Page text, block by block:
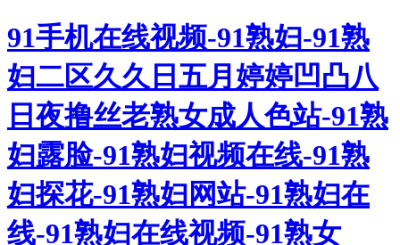
91手机在线视频-91熟妇-91熟
妇二区久久日五月婷婷凹凸八
日夜撸丝老熟女成人色站-91熟
妇露脸-91熟妇视频在线-91熟
妇探花-91熟妇网站-91熟妇在
线-91熟妇在线视频-91熟女